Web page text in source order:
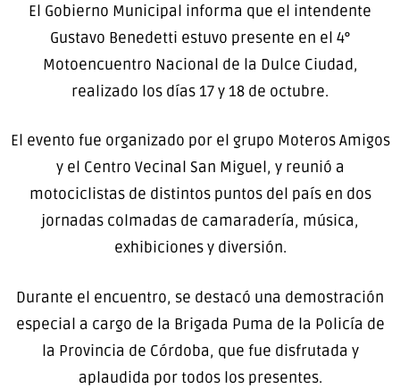
El Gobierno Municipal informa que el intendente
Gustavo Benedetti estuvo presente en el 4°
Motoencuentro Nacional de la Dulce Ciudad,
realizado los días 17 y 18 de octubre.
El evento fue organizado por el grupo Moteros Amigos
y el Centro Vecinal San Miguel, y reunió a
motociclistas de distintos puntos del país en dos
jornadas colmadas de camaradería, música,
exhibiciones y diversión.
Durante el encuentro, se destacó una demostración
especial a cargo de la Brigada Puma de la Policía de
la Provincia de Córdoba, que fue disfrutada y
aplaudida por todos los presentes.